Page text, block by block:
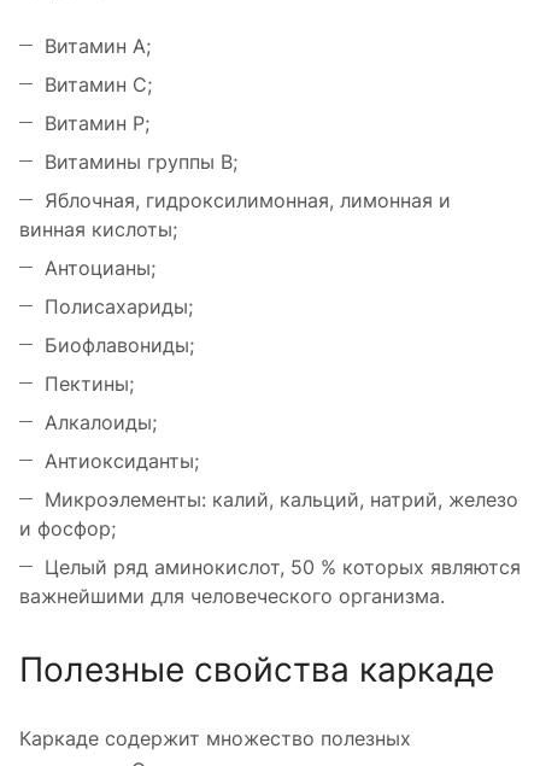
Витамин А;
Витамин С;
Витамин Р;
Витамины группы В;
Яблочная, гидроксилимонная, лимонная и
винная кислоты;
Антоцианы;
Полисахариды;
Биофлавониды;
Пектины;
Алкалоиды;
Антиоксиданты;
Микроэлементы: калий, кальций, натрий, железо
и фосфор;
Целый ряд аминокислот, 50 % которых являются
важнейшими для человеческого организма.
Полезные свойства каркаде
Каркаде содержит множество полезных